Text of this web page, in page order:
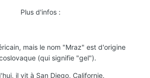
Plus d'infos :
mais le nom "Mraz" est d'origine
(qui signifie "gel").
il vit à San Diego, Californie.